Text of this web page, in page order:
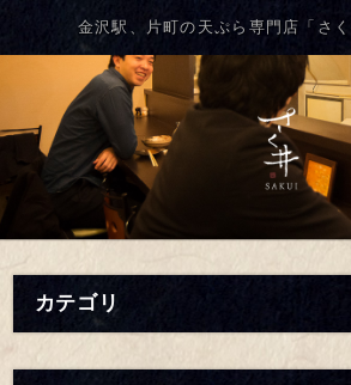
金沢駅、片町の天ぷら専門店「さ
カテゴリ